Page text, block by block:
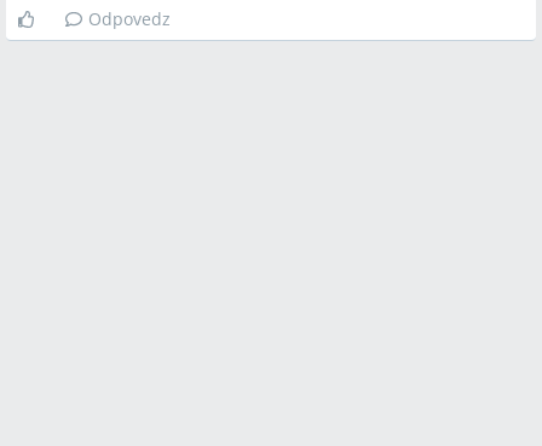
Odpovedz